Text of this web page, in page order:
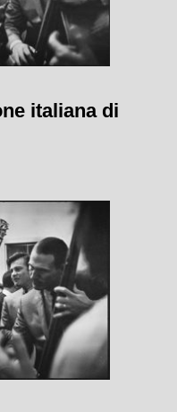
italiana di